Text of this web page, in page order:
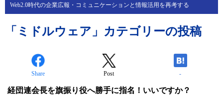
Web2.0時代の企業広報・コミュニケーションと情報活用を再考する
「ミドルウェア」カテゴリーの投稿
Share Post -
経団連会長を旗振り役へ勝手に指名！いいですか？